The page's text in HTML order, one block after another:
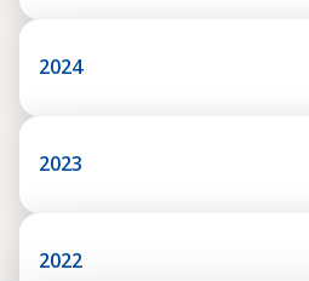
2024
2023
2022